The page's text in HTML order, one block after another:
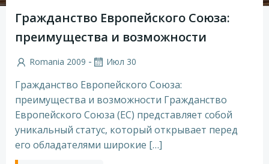
Гражданство Европейского Союза:
преимущества и возможности
Romania 2009 - Июл 30
Гражданство Европейского Союза:
преимущества и возможности Гражданство
Европейского Союза (ЕС) представляет собой
уникальный статус, который открывает перед
его обладателями широкие […]